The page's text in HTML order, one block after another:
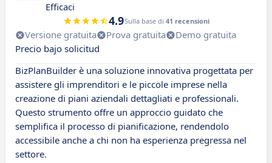
Efficaci
4.9Sulla base di 41 recensioni
Versione gratuita Prova gratuita
Demo gratuita
Precio bajo solicitud
BizPlanBuilder è una soluzione innovativa progettata per
assistere gli imprenditori e le piccole imprese nella
creazione di piani aziendali dettagliati e professionali.
Questo strumento offre un approccio guidato che
semplifica il processo di pianificazione, rendendolo
accessibile anche a chi non ha esperienza pregressa nel
settore.